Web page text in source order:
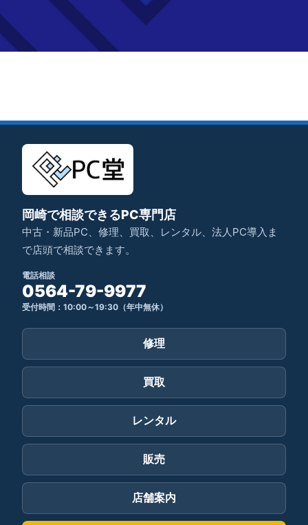
岡崎で相談できるPC専門店
中古・新品PC、修理、買取、レンタル、法人PC導入ま
で店頭で相談できます。
電話相談
0564-79-9977
受付時間：10:00～19:30（年中無休）
修理
買取
レンタル
販売
店舗案内